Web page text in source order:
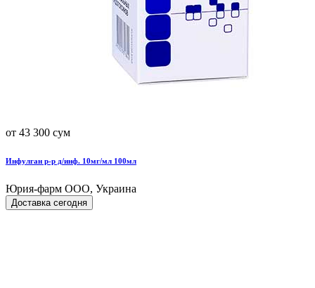
от 43 300 сум
Инфулган р-р д/инф. 10мг/мл 100мл
Юрия-фарм ООО, Украина
Доставка сегодня